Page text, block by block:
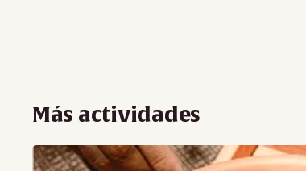
Más actividades